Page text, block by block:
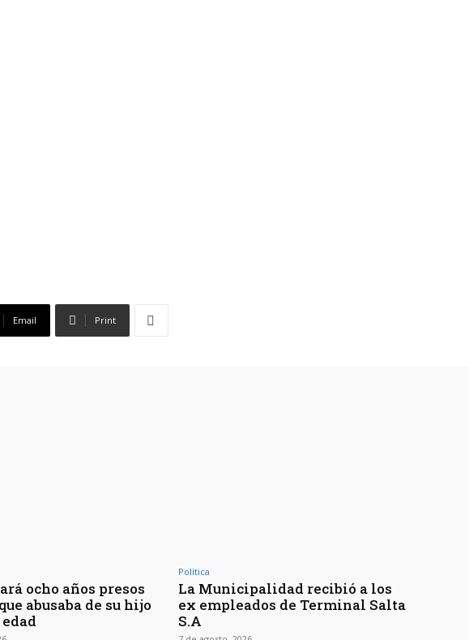
Email Print
ocho años presos
abusaba de su hijo
Política
La Municipalidad recibió a los
ex empleados de Terminal Salta
S.A